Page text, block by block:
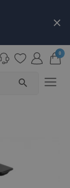
close
search
0